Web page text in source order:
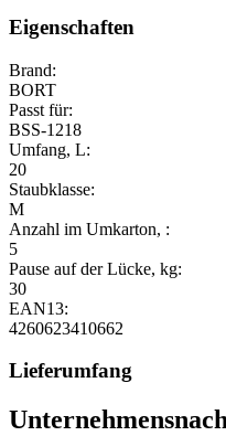
Eigenschaften
Brand:
BORT
Passt für:
BSS-1218
Umfang, L:
20
Staubklasse:
M
Anzahl im Umkarton, :
5
Pause auf der Lücke, kg:
30
EAN13:
4260623410662
Lieferumfang